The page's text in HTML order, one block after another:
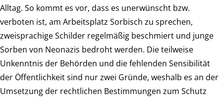
Alltag. So kommt es vor, dass es unerwünscht bzw.
verboten ist, am Arbeitsplatz Sorbisch zu sprechen,
zweisprachige Schilder regelmäßig beschmiert und junge
Sorben von Neonazis bedroht werden. Die teilweise
Unkenntnis der Behörden und die fehlenden Sensibilität
der Öffentlichkeit sind nur zwei Gründe, weshalb es an der
Umsetzung der rechtlichen Bestimmungen zum Schutz